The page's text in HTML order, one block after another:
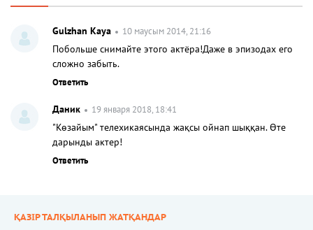
Gulzhan Kaya 10 маусым 2014, 21:16
Побольше снимайте этого актёра!Даже в эпизодах его
сложно забыть.
Ответить
Даник 19 января 2018, 18:41
"Көзайым" телехикаясында жақсы ойнап шыққан. Өте
дарынды актер!
Ответить
ҚАЗІР ТАЛҚЫЛАНЫП ЖАТҚАНДАР